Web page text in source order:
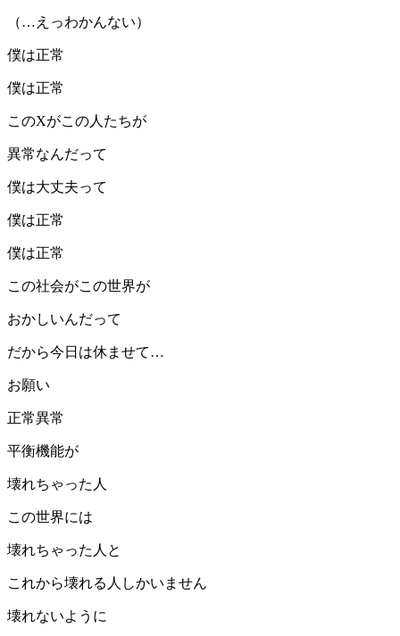
（…えっわかんない）
僕は正常
僕は正常
このXがこの人たちが
異常なんだって
僕は大丈夫って
僕は正常
僕は正常
この社会がこの世界が
おかしいんだって
だから今日は休ませて…
お願い
正常異常
平衡機能が
壊れちゃった人
この世界には
壊れちゃった人と
これから壊れる人しかいません
壊れないように